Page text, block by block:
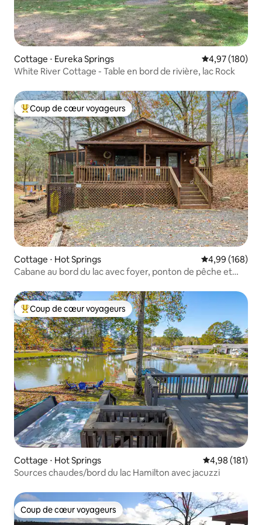
Cottage ⋅ Eureka Springs Évaluation
4,97 (180)
White River Cottage - Table en bord de rivière, lac Rock
Coups de cœur voyageurs les plus appréciés
Coup de cœur voyageurs
Cottage ⋅ Hot Springs Évaluation
4,99 (168)
Cabane au bord du lac avec foyer, ponton de pêche et
Coups de cœur voyageurs les plus appréciés
Coup de cœur voyageurs
Cottage ⋅ Hot Springs Évaluation
4,98 (181)
Sources chaudes/bord du lac Hamilton avec jacuzzi
Coup de cœur voyageurs
Coup de cœur voyageurs